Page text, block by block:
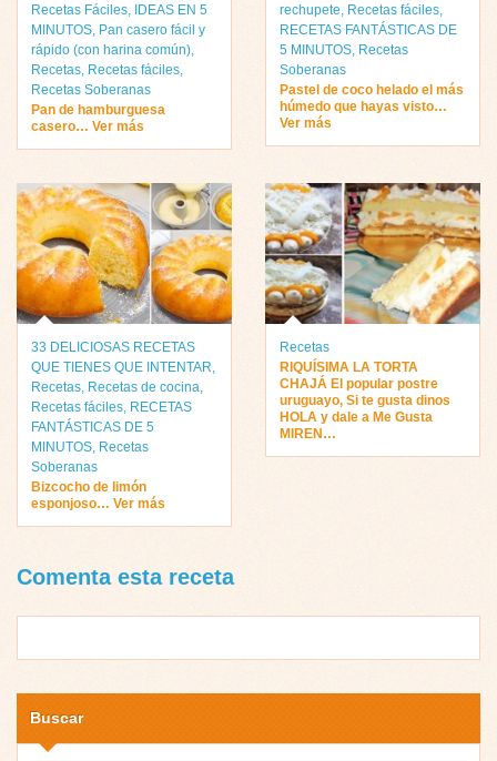
Recetas Fáciles, IDEAS EN 5
MINUTOS, Pan casero fácil y
rápido (con harina común),
Recetas, Recetas fáciles,
Recetas Soberanas
Pan de hamburguesa
casero… Ver más
rechupete, Recetas fáciles,
RECETAS FANTÁSTICAS DE
5 MINUTOS, Recetas
Soberanas
Pastel de coco helado el más
húmedo que hayas visto…
Ver más
33 DELICIOSAS RECETAS
QUE TIENES QUE INTENTAR,
Recetas, Recetas de cocina,
Recetas fáciles, RECETAS
FANTÁSTICAS DE 5
MINUTOS, Recetas
Soberanas
Bizcocho de limón
esponjoso… Ver más
Recetas
RIQUÍSIMA LA TORTA
CHAJÁ El popular postre
uruguayo, Si te gusta dinos
HOLA y dale a Me Gusta
MIREN…
Comenta esta receta
Buscar